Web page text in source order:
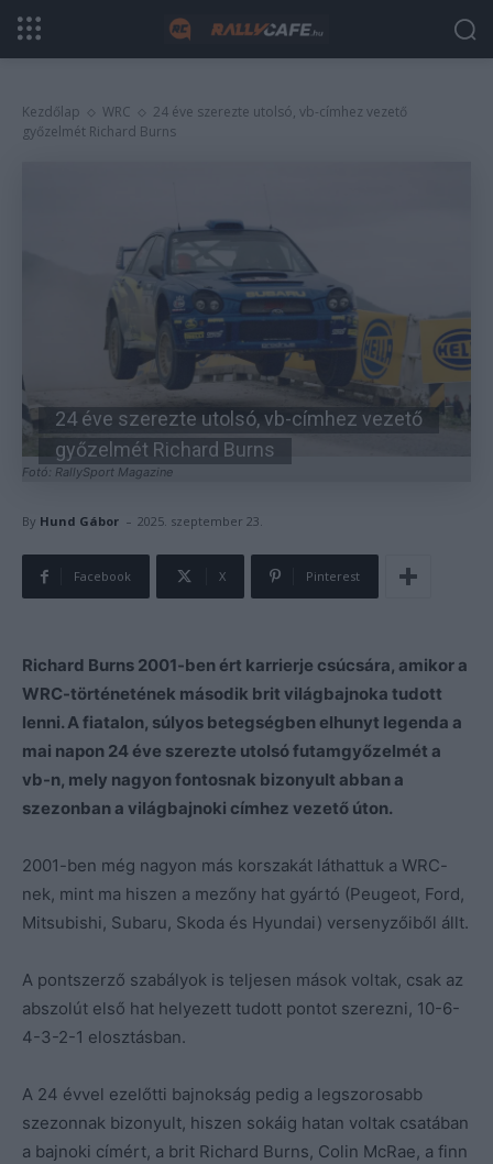
Kezdőlap WRC
24 éve szerezte utolsó, vb-címhez vezető
győzelmét Richard Burns
Fotó: RallySport Magazine
24 éve szerezte utolsó, vb-címhez vezető
győzelmét Richard Burns
By Hund Gábor - 2025. szeptember 23.
Facebook X Pinterest
Richard Burns 2001-ben ért karrierje csúcsára, amikor a
WRC-történetének második brit világbajnoka tudott
lenni. A fiatalon, súlyos betegségben elhunyt legenda a
mai napon 24 éve szerezte utolsó futamgyőzelmét a
vb-n, mely nagyon fontosnak bizonyult abban a
szezonban a világbajnoki címhez vezető úton.
2001-ben még nagyon más korszakát láthattuk a WRC-
nek, mint ma hiszen a mezőny hat gyártó (Peugeot, Ford,
Mitsubishi, Subaru, Skoda és Hyundai) versenyzőiből állt.
A pontszerző szabályok is teljesen mások voltak, csak az
abszolút első hat helyezett tudott pontot szerezni, 10-6-
4-3-2-1 elosztásban.
A 24 évvel ezelőtti bajnokság pedig a legszorosabb
szezonnak bizonyult, hiszen sokáig hatan voltak csatában
a bajnoki címért, a brit Richard Burns, Colin McRae, a finn